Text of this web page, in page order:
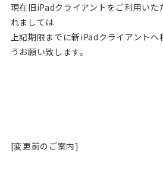
現在旧iPadクライアントをご利用い
れましては
上記期限までに新iPadクライアントへ
うお願い致します。
[変更前のご案内]